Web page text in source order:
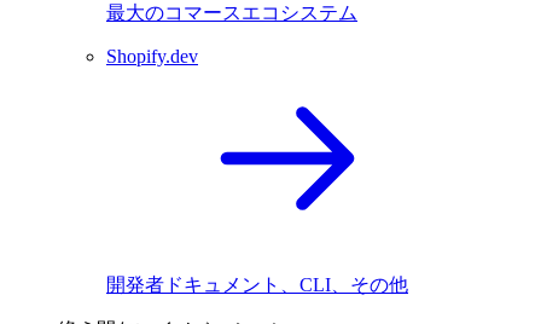
最大のコマースエコシステム
Shopify.dev
開発者ドキュメント、CLI、その他